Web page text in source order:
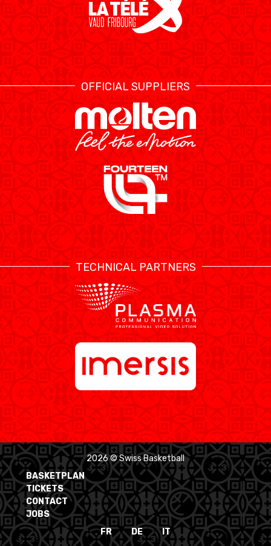
OFFICIAL SUPPLIERS
TECHNICAL PARTNERS
2026 © Swiss Basketball
BASKETPLAN
TICKETS
CONTACT
JOBS
FR
DE IT